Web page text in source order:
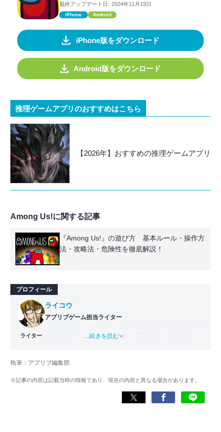
最終アップデート日: 2024年11月19日
iPhone Android
iPhone版をダウンロード
Android版をダウンロード
推理ゲームアプリのおすすめはこちら
【2026年】おすすめの推理ゲームアプリ
Among Us!に関する記事
『Among Us!』の遊び方 基本ルール・操作方
法・攻略法・危険性を徹底解説！
プロフィール
ライター
ライコウ
アプリブゲーム担当ライター
バンタンゲームアカデミー 出身。「広く深く」をモットー
ゲームだけでも1,000本以上。ゲーム開発者を目指した経験
くして面白さを引き出し、人々に伝えるためゲームライタ
...続きを読む
執筆：アプリブ編集部
※記事の内容は記載当時の情報であり、現在の内容と異なる場合があります。